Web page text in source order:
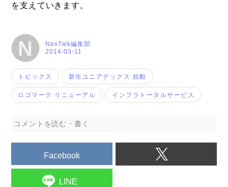
を支えていきます。
N 2014-03-11
NexTalk編集部
トピックス 新生ユニアデックス 始動
ロゴマーク リニューアル インフラトータルサービス
コメントを読む・書く
Facebook
LINE